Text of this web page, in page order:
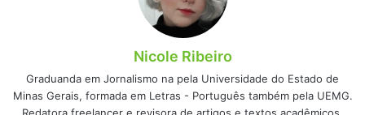
Nicole Ribeiro
Graduanda em Jornalismo na pela Universidade do Estado de
Minas Gerais, formada em Letras - Português também pela UEMG.